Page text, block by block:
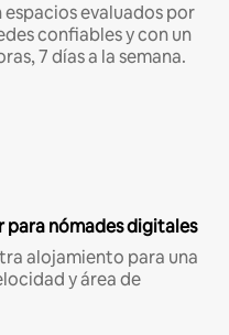
evaluados por
confiables y con un
7 días a la semana.
para nómades digitales
alojamiento para una
y área de